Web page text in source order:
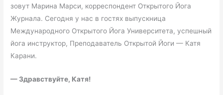
зовут Марина Марси, корреспондент Открытого Йога
Журнала. Сегодня у нас в гостях выпускница
Международного Открытого Йога Университета, успешный
йога инструктор, Преподаватель Открытой Йоги — Катя
Карани.
— Здравствуйте, Катя!